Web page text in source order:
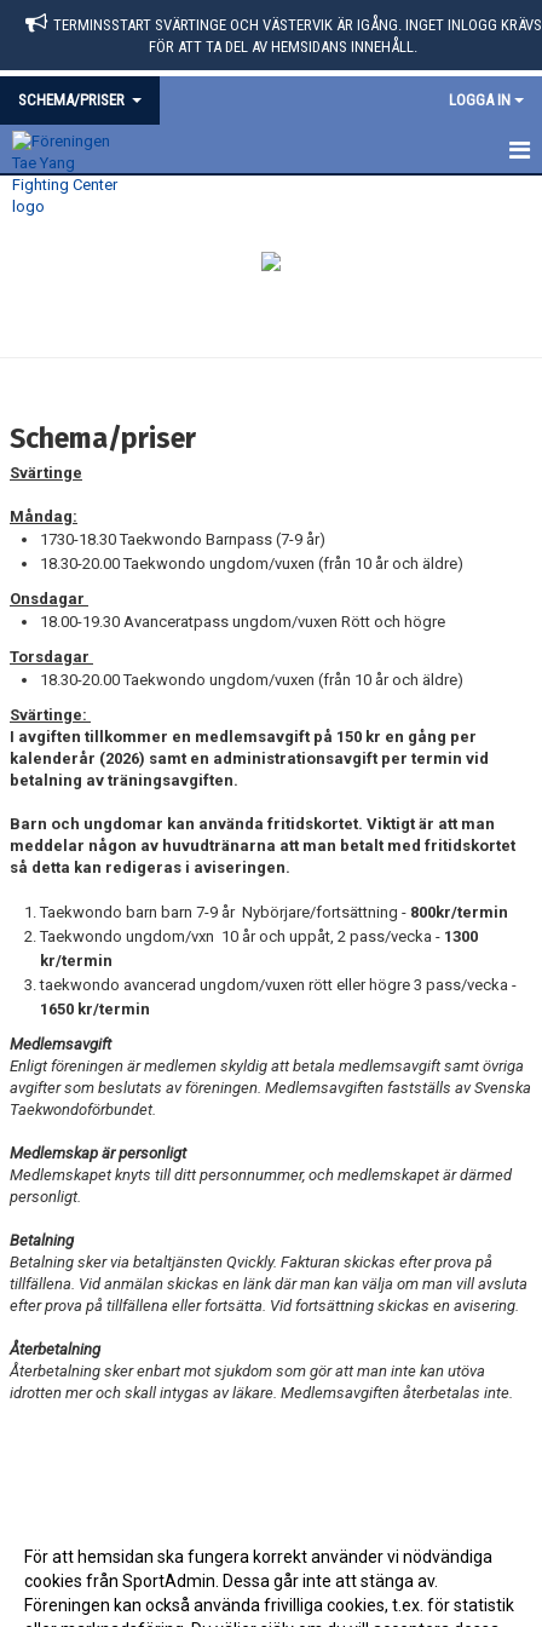
TERMINSSTART SVÄRTINGE OCH VÄSTERVIK ÄR IGÅNG. INGET INLOGG KRÄVS
FÖR ATT TA DEL AV HEMSIDANS INNEHÅLL.
SCHEMA/PRISER LOGGA IN
HEM
Schema/priser
Svärtinge
Måndag:
1730-18.30 Taekwondo Barnpass (7-9 år)
18.30-20.00 Taekwondo ungdom/vuxen (från 10 år och äldre)
Onsdagar
18.00-19.30 Avanceratpass ungdom/vuxen Rött och högre
Torsdagar
18.30-20.00 Taekwondo ungdom/vuxen (från 10 år och äldre)
Svärtinge:
I avgiften tillkommer en medlemsavgift på 150 kr en gång per
kalenderår (2026) samt en administrationsavgift per termin vid
betalning av träningsavgiften.
Barn och ungdomar kan använda fritidskortet. Viktigt är att man
meddelar någon av huvudtränarna att man betalt med fritidskortet
så detta kan redigeras i aviseringen.
Taekwondo barn barn 7-9 år Nybörjare/fortsättning - 800kr/termin
Taekwondo ungdom/vxn 10 år och uppåt, 2 pass/vecka - 1300
kr/termin
taekwondo avancerad ungdom/vuxen rött eller högre 3 pass/vecka -
1650 kr/termin
Medlemsavgift
Enligt föreningen är medlemen skyldig att betala medlemsavgift samt övriga
avgifter som beslutats av föreningen. Medlemsavgiften fastställs av Svenska
Taekwondoförbundet.
Medlemskap är personligt
Medlemskapet knyts till ditt personnummer, och medlemskapet är därmed
personligt.
Betalning
Betalning sker via betaltjänsten Qvickly. Fakturan skickas efter prova på
tillfällena. Vid anmälan skickas en länk där man kan välja om man vill avsluta
efter prova på tillfällena eller fortsätta. Vid fortsättning skickas en avisering.
Återbetalning
Återbetalning sker enbart mot sjukdom som gör att man inte kan utöva
idrotten mer och skall intygas av läkare. Medlemsavgiften återbetalas inte.
För att hemsidan ska fungera korrekt använder vi nödvändiga
cookies från SportAdmin. Dessa går inte att stänga av.
Föreningen kan också använda frivilliga cookies, t.ex. för statistik